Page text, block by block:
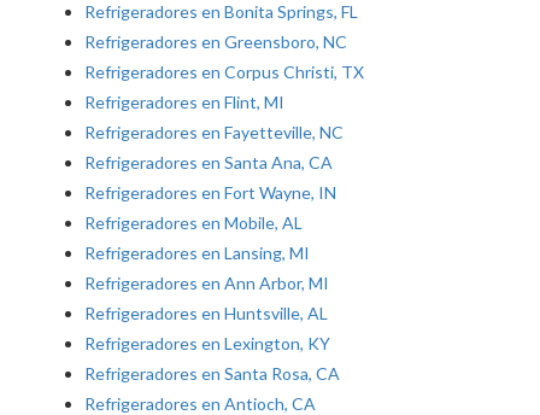
Refrigeradores en Bonita Springs, FL
Refrigeradores en Greensboro, NC
Refrigeradores en Corpus Christi, TX
Refrigeradores en Flint, MI
Refrigeradores en Fayetteville, NC
Refrigeradores en Santa Ana, CA
Refrigeradores en Fort Wayne, IN
Refrigeradores en Mobile, AL
Refrigeradores en Lansing, MI
Refrigeradores en Ann Arbor, MI
Refrigeradores en Huntsville, AL
Refrigeradores en Lexington, KY
Refrigeradores en Santa Rosa, CA
Refrigeradores en Antioch, CA